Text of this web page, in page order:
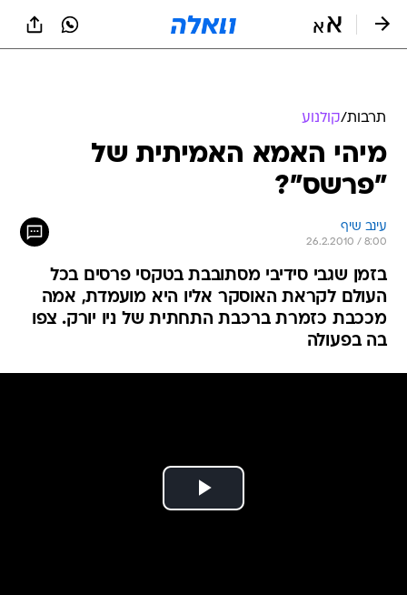
תרבות/קולנוע
מיהי האמא האמיתית של
"פרשס"?
עינב שיף
26.2.2010 / 8:00
בזמן שגבי סידיבי מסתובבת בטקסי פרסים בכל
העולם לקראת האוסקר אליו היא מועמדת, אמה
מככבת כזמרת ברכבת התחתית של ניו יורק. צפו
בה בפעולה